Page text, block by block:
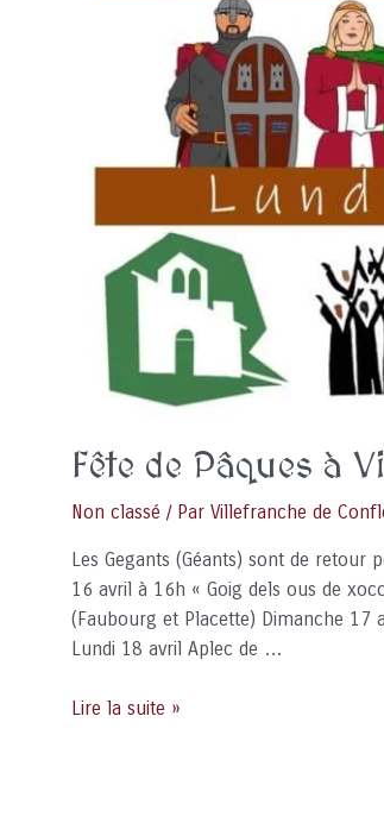
Fête de Pâques à
Non classé / Par Villefranche de
Les Gegants (Géants) sont de retour
16 avril à 16h « Goig dels ous de
(Faubourg et Placette) Dimanche 17
Lundi 18 avril Aplec de …
Fête
Lire la suite »